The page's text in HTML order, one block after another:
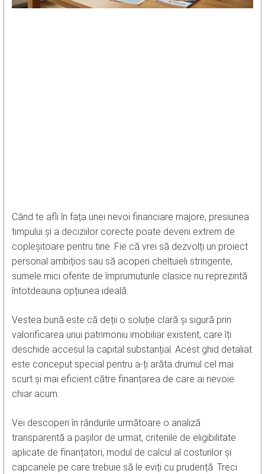
Când te afli în fața unei nevoi financiare majore, presiunea
timpului și a deciziilor corecte poate deveni extrem de
copleșitoare pentru tine. Fie că vrei să dezvolți un proiect
personal ambițios sau să acoperi cheltuieli stringente,
sumele mici oferite de împrumuturile clasice nu reprezintă
întotdeauna opțiunea ideală.
Vestea bună este că deții o soluție clară și sigură prin
valorificarea unui patrimoniu imobiliar existent, care îți
deschide accesul la capital substanțial. Acest ghid detaliat
este conceput special pentru a-ți arăta drumul cel mai
scurt și mai eficient către finanțarea de care ai nevoie
chiar acum.
Vei descoperi în rândurile următoare o analiză
transparentă a pașilor de urmat, criteriile de eligibilitate
aplicate de finanțatori, modul de calcul al costurilor și
capcanele pe care trebuie să le eviți cu prudență. Treci